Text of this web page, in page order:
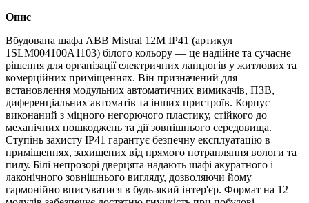
Опис
Вбудована шафа ABB Mistral 12M IP41 (артикул
1SLM004100A1103) білого кольору — це надійне та сучасне
рішення для організації електричних ланцюгів у житлових та
комерційних приміщеннях. Він призначений для
встановлення модульних автоматичних вимикачів, ПЗВ,
диференціальних автоматів та інших пристроїв. Корпус
виконаний з міцного негорючого пластику, стійкого до
механічних пошкоджень та дії зовнішнього середовища.
Ступінь захисту IP41 гарантує безпечну експлуатацію в
приміщеннях, захищених від прямого потрапляння вологи та
пилу. Білі непрозорі дверцята надають шафі акуратного і
лаконічного зовнішнього вигляду, дозволяючи йому
гармонійно вписуватися в будь-який інтер'єр. Формат на 12